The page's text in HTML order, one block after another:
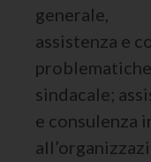
generale,
assistenza e
sindacale;
e consulenza